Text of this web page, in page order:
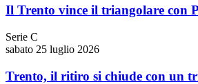
Il Trento vince il triangolare con
Serie C
sabato 25 luglio 2026
Trento, il ritiro si chiude con un